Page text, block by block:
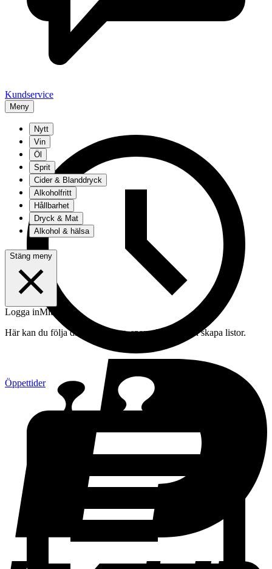
Kundservice
Meny
Öppettider
Nytt
Vin
Öl
Sprit
Cider & Blanddryck
Alkoholfritt
Hållbarhet
Dryck & Mat
Alkohol & hälsa
Stäng meny
Logga inMitt konto
Här kan du följa din beställning, spara drycker och skapa listor.